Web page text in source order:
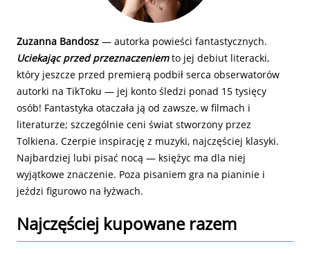
Zuzanna Bandosz ― autorka powieści fantastycznych.
Uciekając przed przeznaczeniemto jej debiut literacki,
który jeszcze przed premierą podbił serca obserwatorów
autorki na TikToku ― jej konto śledzi ponad 15 tysięcy
osób! Fantastyka otaczała ją od zawsze, w filmach i
literaturze; szczególnie ceni świat stworzony przez
Tolkiena. Czerpie inspirację z muzyki, najczęściej klasyki.
Najbardziej lubi pisać nocą ― księżyc ma dla niej
wyjątkowe znaczenie. Poza pisaniem gra na pianinie i
jeździ figurowo na łyżwach.
Najczęściej kupowane razem